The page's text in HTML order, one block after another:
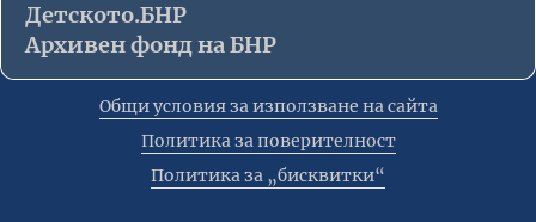
Детското.БНР
Архивен фонд на БНР
Общи условия за използване на сайта
Политика за поверителност
Политика за „бисквитки“